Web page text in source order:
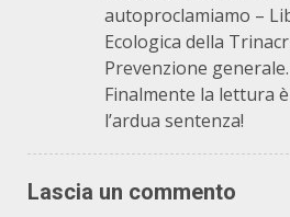
autoproclamiamo –
Ecologica della
Prevenzione
Finalmente la lettura
l’ardua sentenza!
Lascia un commento